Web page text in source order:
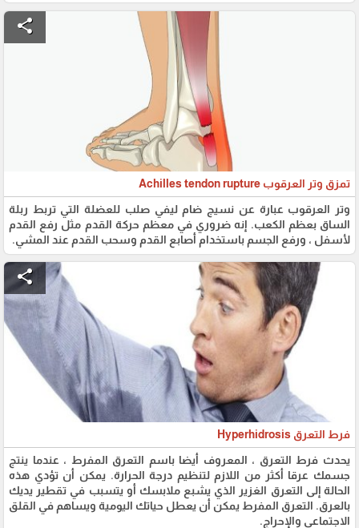
share
تمزق وتر العرقوب Achilles tendon rupture
وتر العرقوب عبارة عن نسيج ضام ليفي صلب للعضلة التي تربط ربلة
الساق بعظم الكعب. إنه ضروري في معظم حركة القدم مثل رفع القدم
لأسفل ، ورفع الجسم باستخدام أصابع القدم وسحب القدم عند المشي.
share
فرط التعرق Hyperhidrosis
يحدث فرط التعرق ، المعروف أيضا باسم التعرق المفرط ، عندما ينتج
جسمك عرقا أكثر من اللازم لتنظيم درجة الحرارة. يمكن أن تؤدي هذه
الحالة إلى التعرق الغزير الذي يشبع ملابسك أو يتسبب في تقطير يديك
بالعرق. التعرق المفرط يمكن أن يعطل حياتك اليومية ويساهم في القلق
الاجتماعي والإحراج.